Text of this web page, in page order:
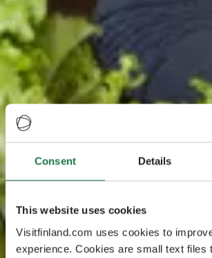
Consent Details
This website uses cookies
Visitfinland.com uses cookies to
experience. Cookies are small text files